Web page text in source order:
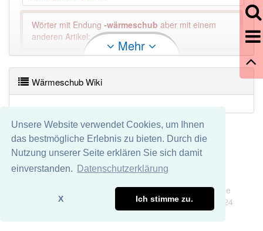
Unsere Website verwendet Cookies, um Ihnen
das bestmögliche Erlebnis zu bieten. Durch die
Nutzung unserer Seite erklären Sie sich damit
einverstanden.
Datenschutzerklärung
X Ich stimme zu.
Wörter mit Endung -wärmeschub aber mit einem
anderen Artikel: -1
93% unserer Spielapp-Nutzer haben den Artikel
korrekt erraten.
Mehr
Wärmeschub Wiki
Wir übernehmen keine Garantie und keine Haftung für die
Richtigkeit und Vollständigkeit dieser Seite. DDDEasy 2024